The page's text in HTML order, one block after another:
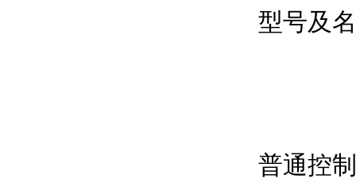
型号及
普通控